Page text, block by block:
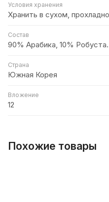
Условия хранения
Хранить в сухом,
Состав
90% Арабика, 10% Робуста.
Страна
Южная Корея
Вложение
12
Похожие товары